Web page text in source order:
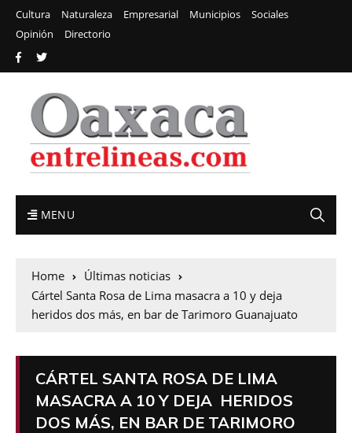
Cultura Naturaleza Empresarial Municipios
Sociales
Opinión
Directorio
MENU
Home
Últimas noticias
Cártel Santa Rosa de Lima masacra a 10 y deja
heridos dos más, en bar de Tarimoro Guanajuato
CÁRTEL SANTA ROSA DE LIMA
MASACRA A 10 Y DEJA HERIDOS
DOS MÁS, EN BAR DE TARIMORO